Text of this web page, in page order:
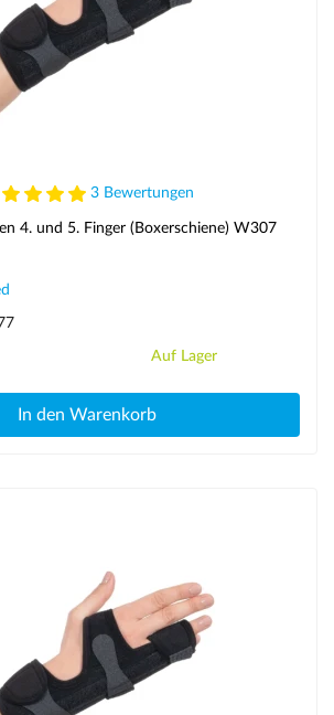
3 Bewertungen
4. und 5. Finger (Boxerschiene) W307
Auf Lager
In den Warenkorb